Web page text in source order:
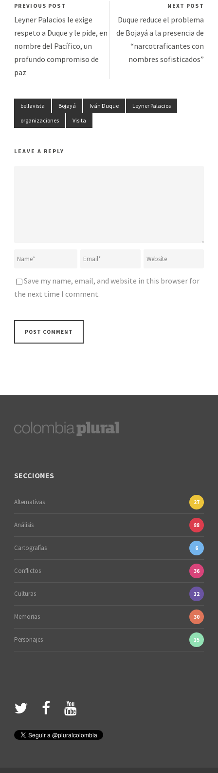
PREVIOUS POST
Leyner Palacios le exige
respeto a Duque y le pide, en
nombre del Pacífico, un
profundo compromiso de
paz
NEXT POST
Duque reduce el problema
de Bojayá a la presencia de
“narcotraficantes con
nombres sofisticados”
bellavista Bojayá Iván Duque
Leyner Palacios
organizaciones
Visita
LEAVE A REPLY
Save my name, email, and website in this browser for
the next time I comment.
SECCIONES
Alternativas 27
Análisis 88
Cartografías 6
Conflictos 36
Culturas 12
Memorias 30
Personajes 15